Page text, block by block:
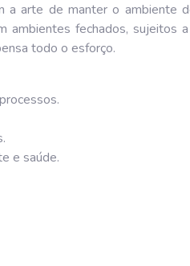
arte de manter o ambiente
ambientes fechados, sujeitos
todo o esforço.
e saúde.